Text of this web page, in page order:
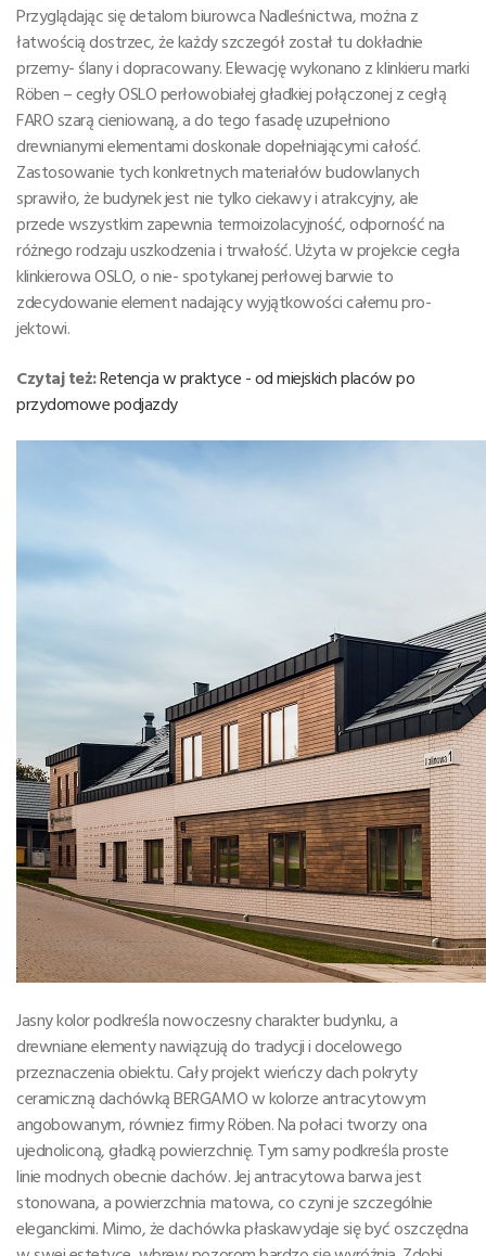
Przyglądając się detalom biurowca Nadleśnictwa, można z
łatwością dostrzec, że każdy szczegół został tu dokładnie
przemy- ślany i dopracowany. Elewację wykonano z klinkieru marki
Röben – cegły OSLO perłowobiałej gładkiej połączonej z cegłą
FARO szarą cieniowaną, a do tego fasadę uzupełniono
drewnianymi elementami doskonale dopełniającymi całość.
Zastosowanie tych konkretnych materiałów budowlanych
sprawiło, że budynek jest nie tylko ciekawy i atrakcyjny, ale
przede wszystkim zapewnia termoizolacyjność, odporność na
różnego rodzaju uszkodzenia i trwałość. Użyta w projekcie cegła
klinkierowa OSLO, o nie- spotykanej perłowej barwie to
zdecydowanie element nadający wyjątkowości całemu pro-
jektowi.
Czytaj też:Retencja w praktyce - od miejskich placów po
przydomowe podjazdy
Jasny kolor podkreśla nowoczesny charakter budynku, a
drewniane elementy nawiązują do tradycji i docelowego
przeznaczenia obiektu. Cały projekt wieńczy dach pokryty
ceramiczną dachówką BERGAMO w kolorze antracytowym
angobowanym, równiez firmy Röben. Na połaci tworzy ona
ujednoliconą, gładką powierzchnię. Tym samy podkreśla proste
linie modnych obecnie dachów. Jej antracytowa barwa jest
stonowana, a powierzchnia matowa, co czyni je szczególnie
eleganckimi. Mimo, że dachówka płaskawydaje się być oszczędna